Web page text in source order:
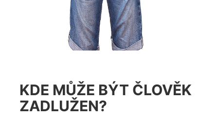
KDE MŮŽE BÝT ČLOVĚK
ZADLUŽEN?